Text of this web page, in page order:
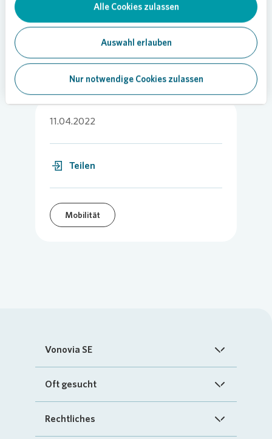
Alle Cookies zulassen
Auswahl erlauben
Nur notwendige Cookies zulassen
Foto:Vonovia/ Bierwald
11.04.2022
Teilen
Mobilität
Vonovia SE
Startseite
Investoren
Oft gesucht
FAQ
Rechtliches